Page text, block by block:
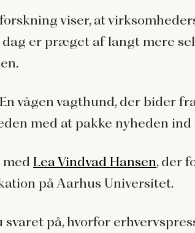
viser, at
er præget af langt mere
vågen vagthund, der bider
med at pakke nyheden ind
Lea Vindvad Hansen, der
på Aarhus Universitet.
svaret på, hvorfor